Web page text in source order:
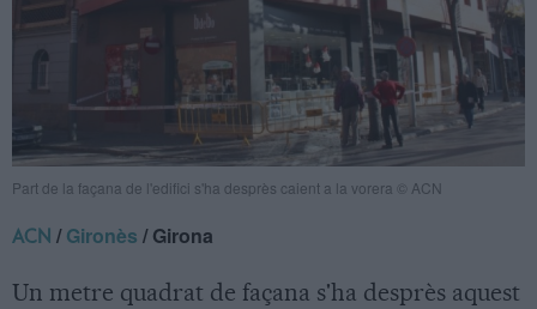
Part de la façana de l'edifici s'ha desprès caient a la vorera © ACN
ACN /Gironès / Girona
Un metre quadrat de façana s'ha desprès aquest